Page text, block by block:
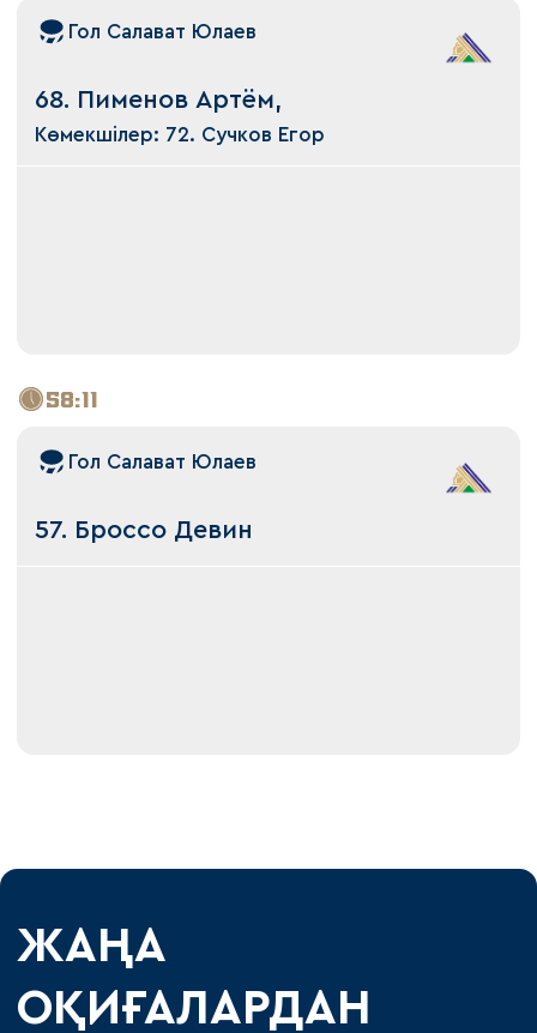
Гол Салават Юлаев
68. Пименов Артём,
Көмекшілер: 72. Сучков Егор
58:11
Гол Салават Юлаев
57. Броссо Девин
ЖАҢА
ОҚИҒАЛАРДАН